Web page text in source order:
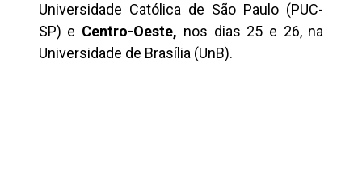
Universidade Católica de São Paulo (PUC-
SP) e Centro-Oeste, nos dias 25 e 26, na
Universidade de Brasília (UnB).